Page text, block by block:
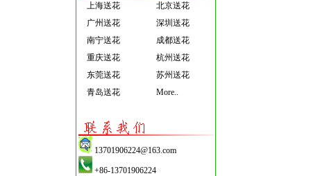
上海送花
北京送花
广州送花
深圳送花
南宁送花
成都送花
重庆送花
杭州送花
东莞送花
苏州送花
青岛送花
More..
13701906224@163.com
+86-13701906224